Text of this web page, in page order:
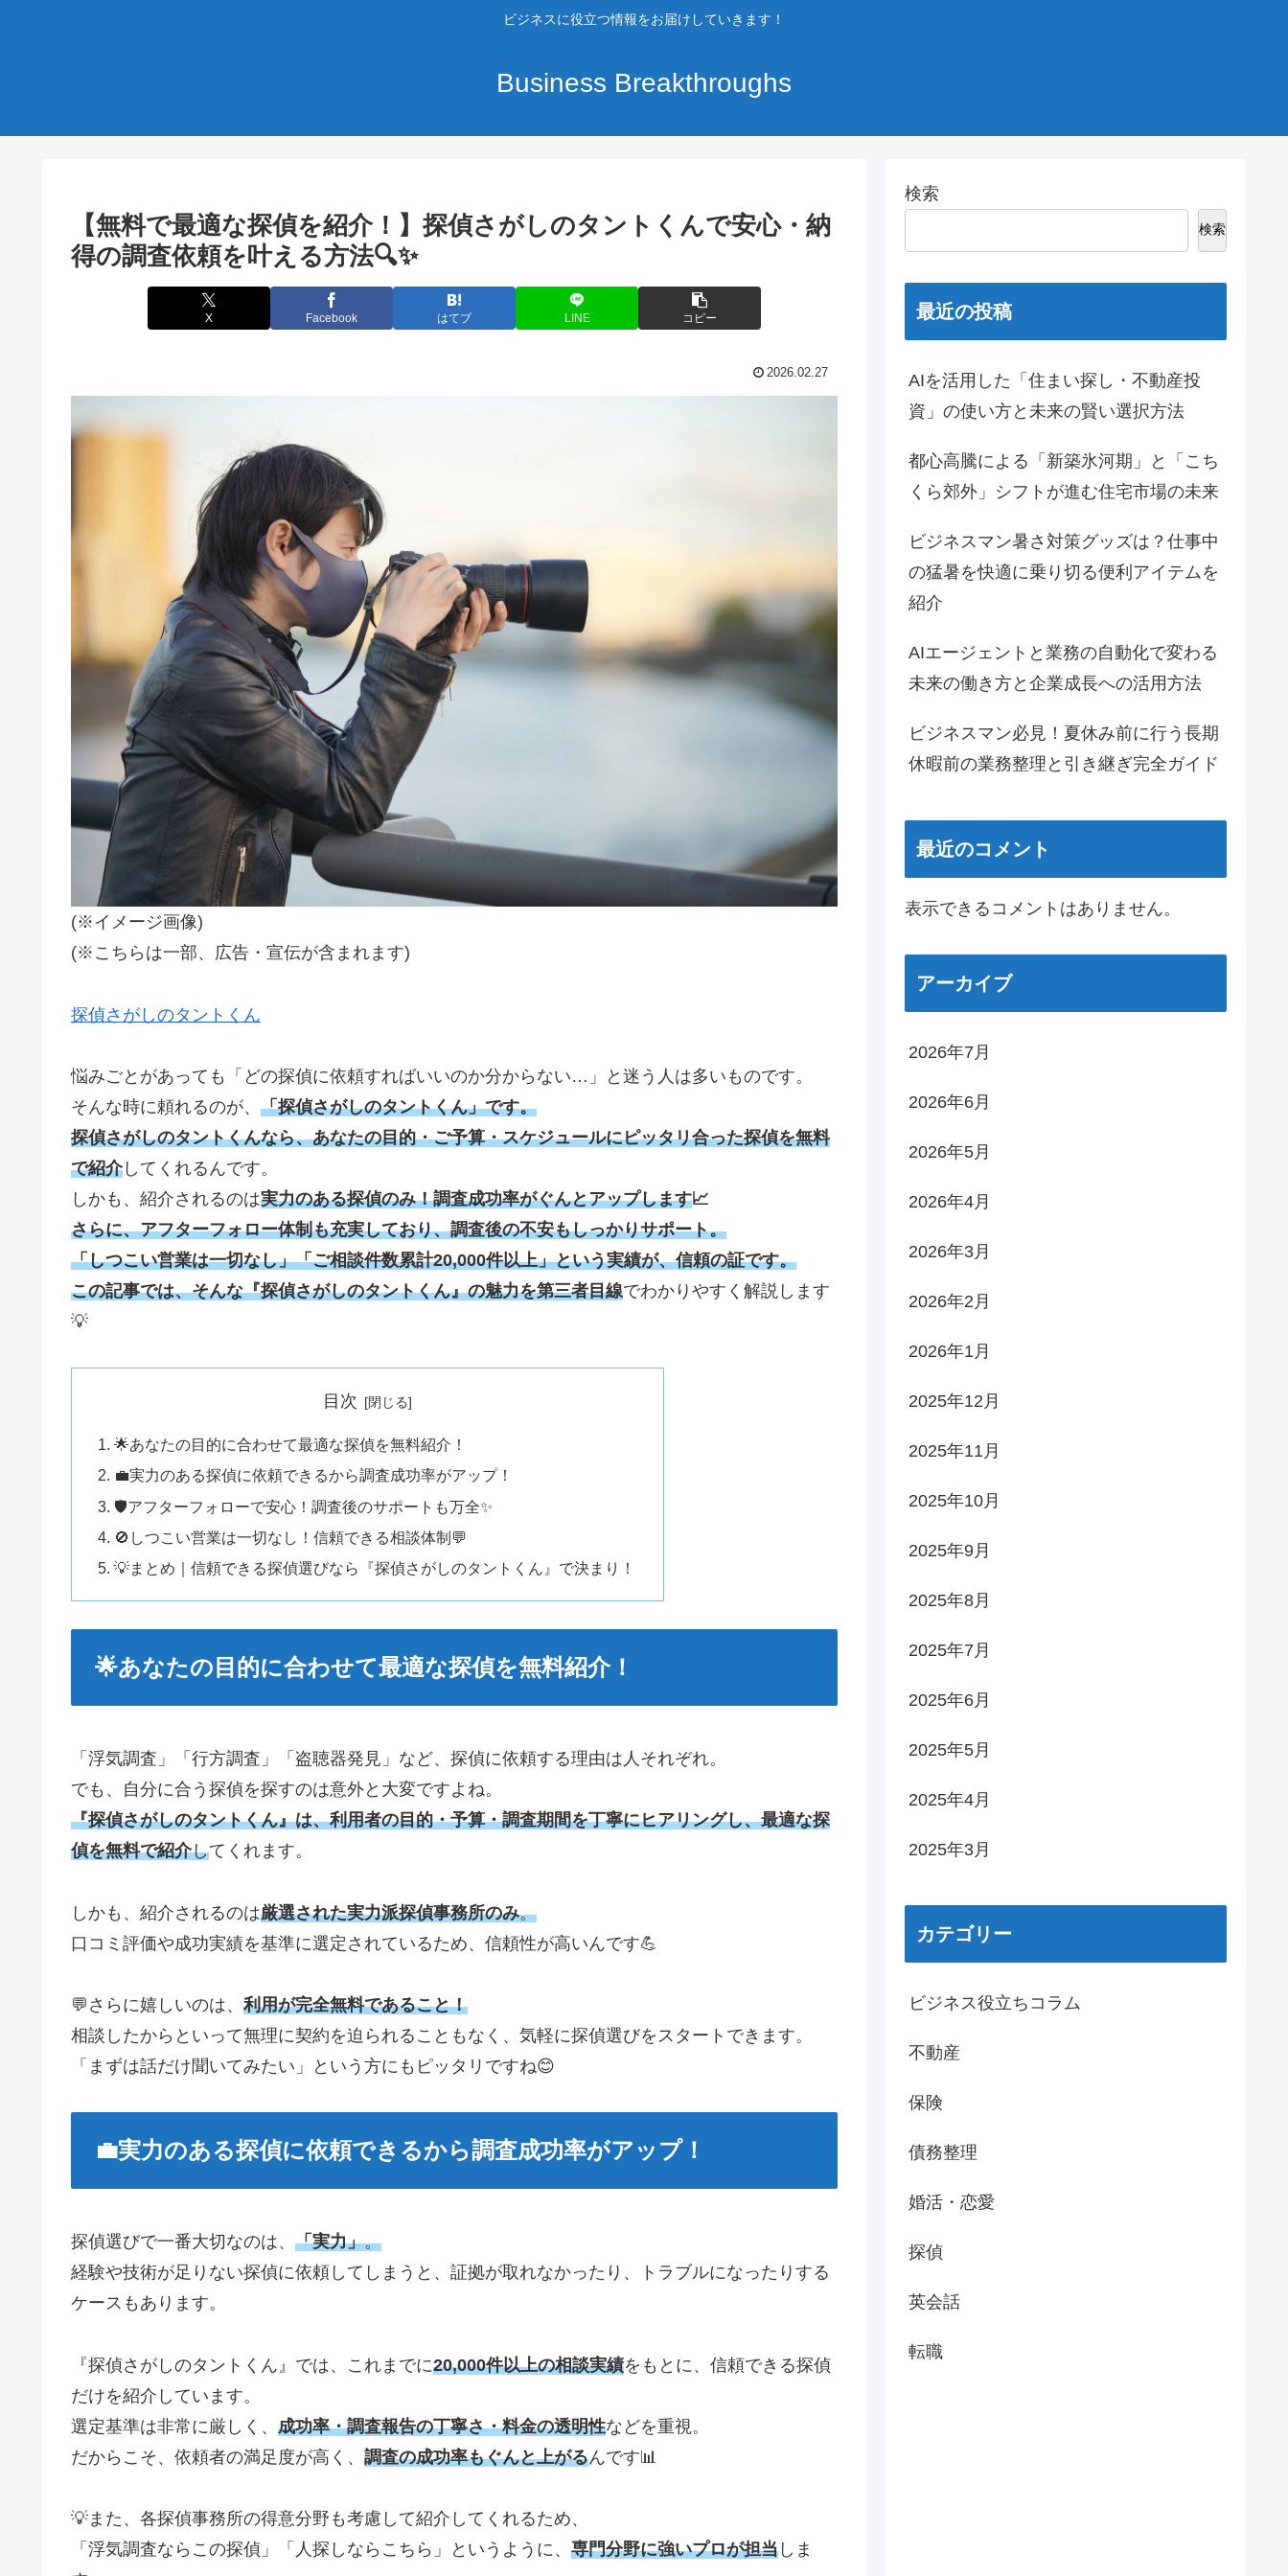
ビジネスに役立つ情報をお届けしていきます！
Business Breakthroughs
【無料で最適な探偵を紹介！】探偵さがしのタントくんで安心・納
得の調査依頼を叶える方法🔍✨
X Facebook はてブ LINE コピー
2026.02.27
(※イメージ画像)
(※こちらは一部、広告・宣伝が含まれます)
探偵さがしのタントくん
悩みごとがあっても「どの探偵に依頼すればいいのか分からない…」と迷う人は多いものです。
そんな時に頼れるのが、 「探偵さがしのタントくん」です。
探偵さがしのタントくんなら、あなたの目的・ご予算・スケジュールにピッタリ合った探偵を無料
で紹介してくれるんです。
しかも、紹介されるのは実力のある探偵のみ！調査成功率がぐんとアップします📈
さらに、アフターフォロー体制も充実しており、調査後の不安もしっかりサポート。
「しつこい営業は一切なし」「ご相談件数累計20,000件以上」という実績が、信頼の証です。
この記事では、そんな『探偵さがしのタントくん』の魅力を第三者目線でわかりやすく解説します
💡
目次
🌟あなたの目的に合わせて最適な探偵を無料紹介！
💼実力のある探偵に依頼できるから調査成功率がアップ！
🛡️アフターフォローで安心！調査後のサポートも万全✨
🚫しつこい営業は一切なし！信頼できる相談体制💬
💡まとめ｜信頼できる探偵選びなら『探偵さがしのタントくん』で決まり！
🌟あなたの目的に合わせて最適な探偵を無料紹介！
「浮気調査」「行方調査」「盗聴器発見」など、探偵に依頼する理由は人それぞれ。
でも、自分に合う探偵を探すのは意外と大変ですよね。
『探偵さがしのタントくん』は、利用者の目的・予算・調査期間を丁寧にヒアリングし、最適な探
偵を無料で紹介してくれます。
しかも、紹介されるのは厳選された実力派探偵事務所のみ。
口コミ評価や成功実績を基準に選定されているため、信頼性が高いんです💪
💬さらに嬉しいのは、 利用が完全無料であること！
相談したからといって無理に契約を迫られることもなく、気軽に探偵選びをスタートできます。
「まずは話だけ聞いてみたい」という方にもピッタリですね😊
💼実力のある探偵に依頼できるから調査成功率がアップ！
探偵選びで一番大切なのは、 「実力」。
経験や技術が足りない探偵に依頼してしまうと、証拠が取れなかったり、トラブルになったりする
ケースもあります。
『探偵さがしのタントくん』では、これまでに20,000件以上の相談実績をもとに、信頼できる探偵
だけを紹介しています。
選定基準は非常に厳しく、 成功率・調査報告の丁寧さ・料金の透明性などを重視。
だからこそ、依頼者の満足度が高く、 調査の成功率もぐんと上がるんです📊
💡また、各探偵事務所の得意分野も考慮して紹介してくれるため、
「浮気調査ならこの探偵」「人探しならこちら」というように、 専門分野に強いプロが担当 しま
検索
検索
最近の投稿
AIを活用した「住まい探し・不動産投
資」の使い方と未来の賢い選択方法
都心高騰による「新築氷河期」と「こち
くら郊外」シフトが進む住宅市場の未来
ビジネスマン暑さ対策グッズは？仕事中
の猛暑を快適に乗り切る便利アイテムを
紹介
AIエージェントと業務の自動化で変わる
未来の働き方と企業成長への活用方法
ビジネスマン必見！夏休み前に行う長期
休暇前の業務整理と引き継ぎ完全ガイド
最近のコメント
表示できるコメントはありません。
アーカイブ
2026年7月
2026年6月
2026年5月
2026年4月
2026年3月
2026年2月
2026年1月
2025年12月
2025年11月
2025年10月
2025年9月
2025年8月
2025年7月
2025年6月
2025年5月
2025年4月
2025年3月
カテゴリー
ビジネス役立ちコラム
不動産
保険
債務整理
婚活・恋愛
探偵
英会話
転職